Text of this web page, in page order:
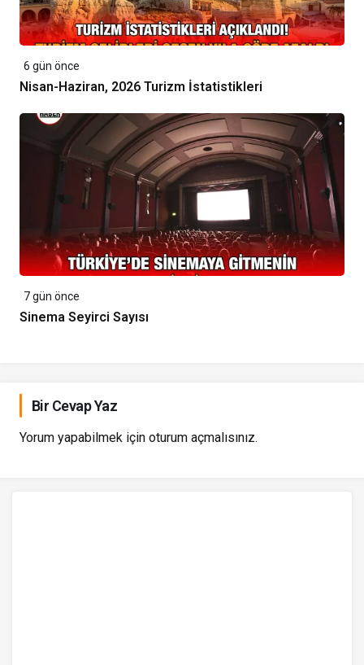
6 gün önce
Nisan-Haziran, 2026 Turizm İstatistikleri
7 gün önce
Sinema Seyirci Sayısı
Bir Cevap Yaz
Yorum yapabilmek için oturum açmalısınız.